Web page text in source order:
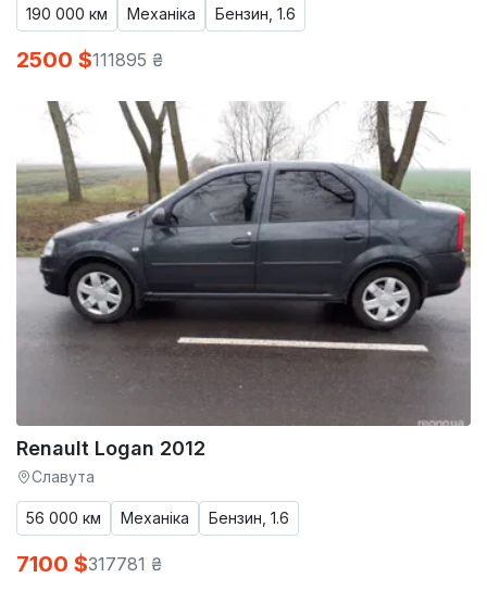
190 000 км Механіка Бензин, 1.6
2500 $111895 ₴
Renault Logan 2012
Славута
56 000 км Механіка Бензин, 1.6
7100 $317781 ₴